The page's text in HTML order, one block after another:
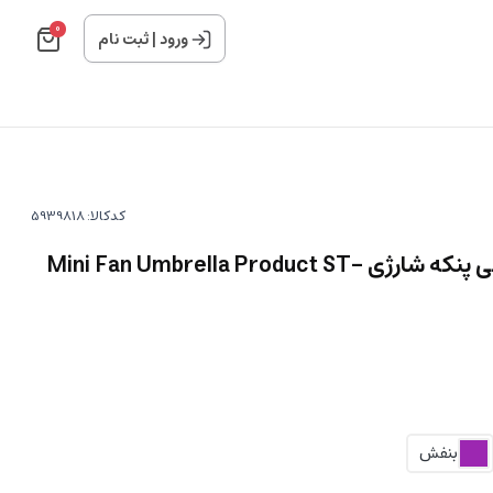
ورود|ثبت نام 0
کدکالا:
چتر بارانی و آفتابی دارای مینی پنکه شارژی Mini Fan Umbrella Product ST-
بنفش